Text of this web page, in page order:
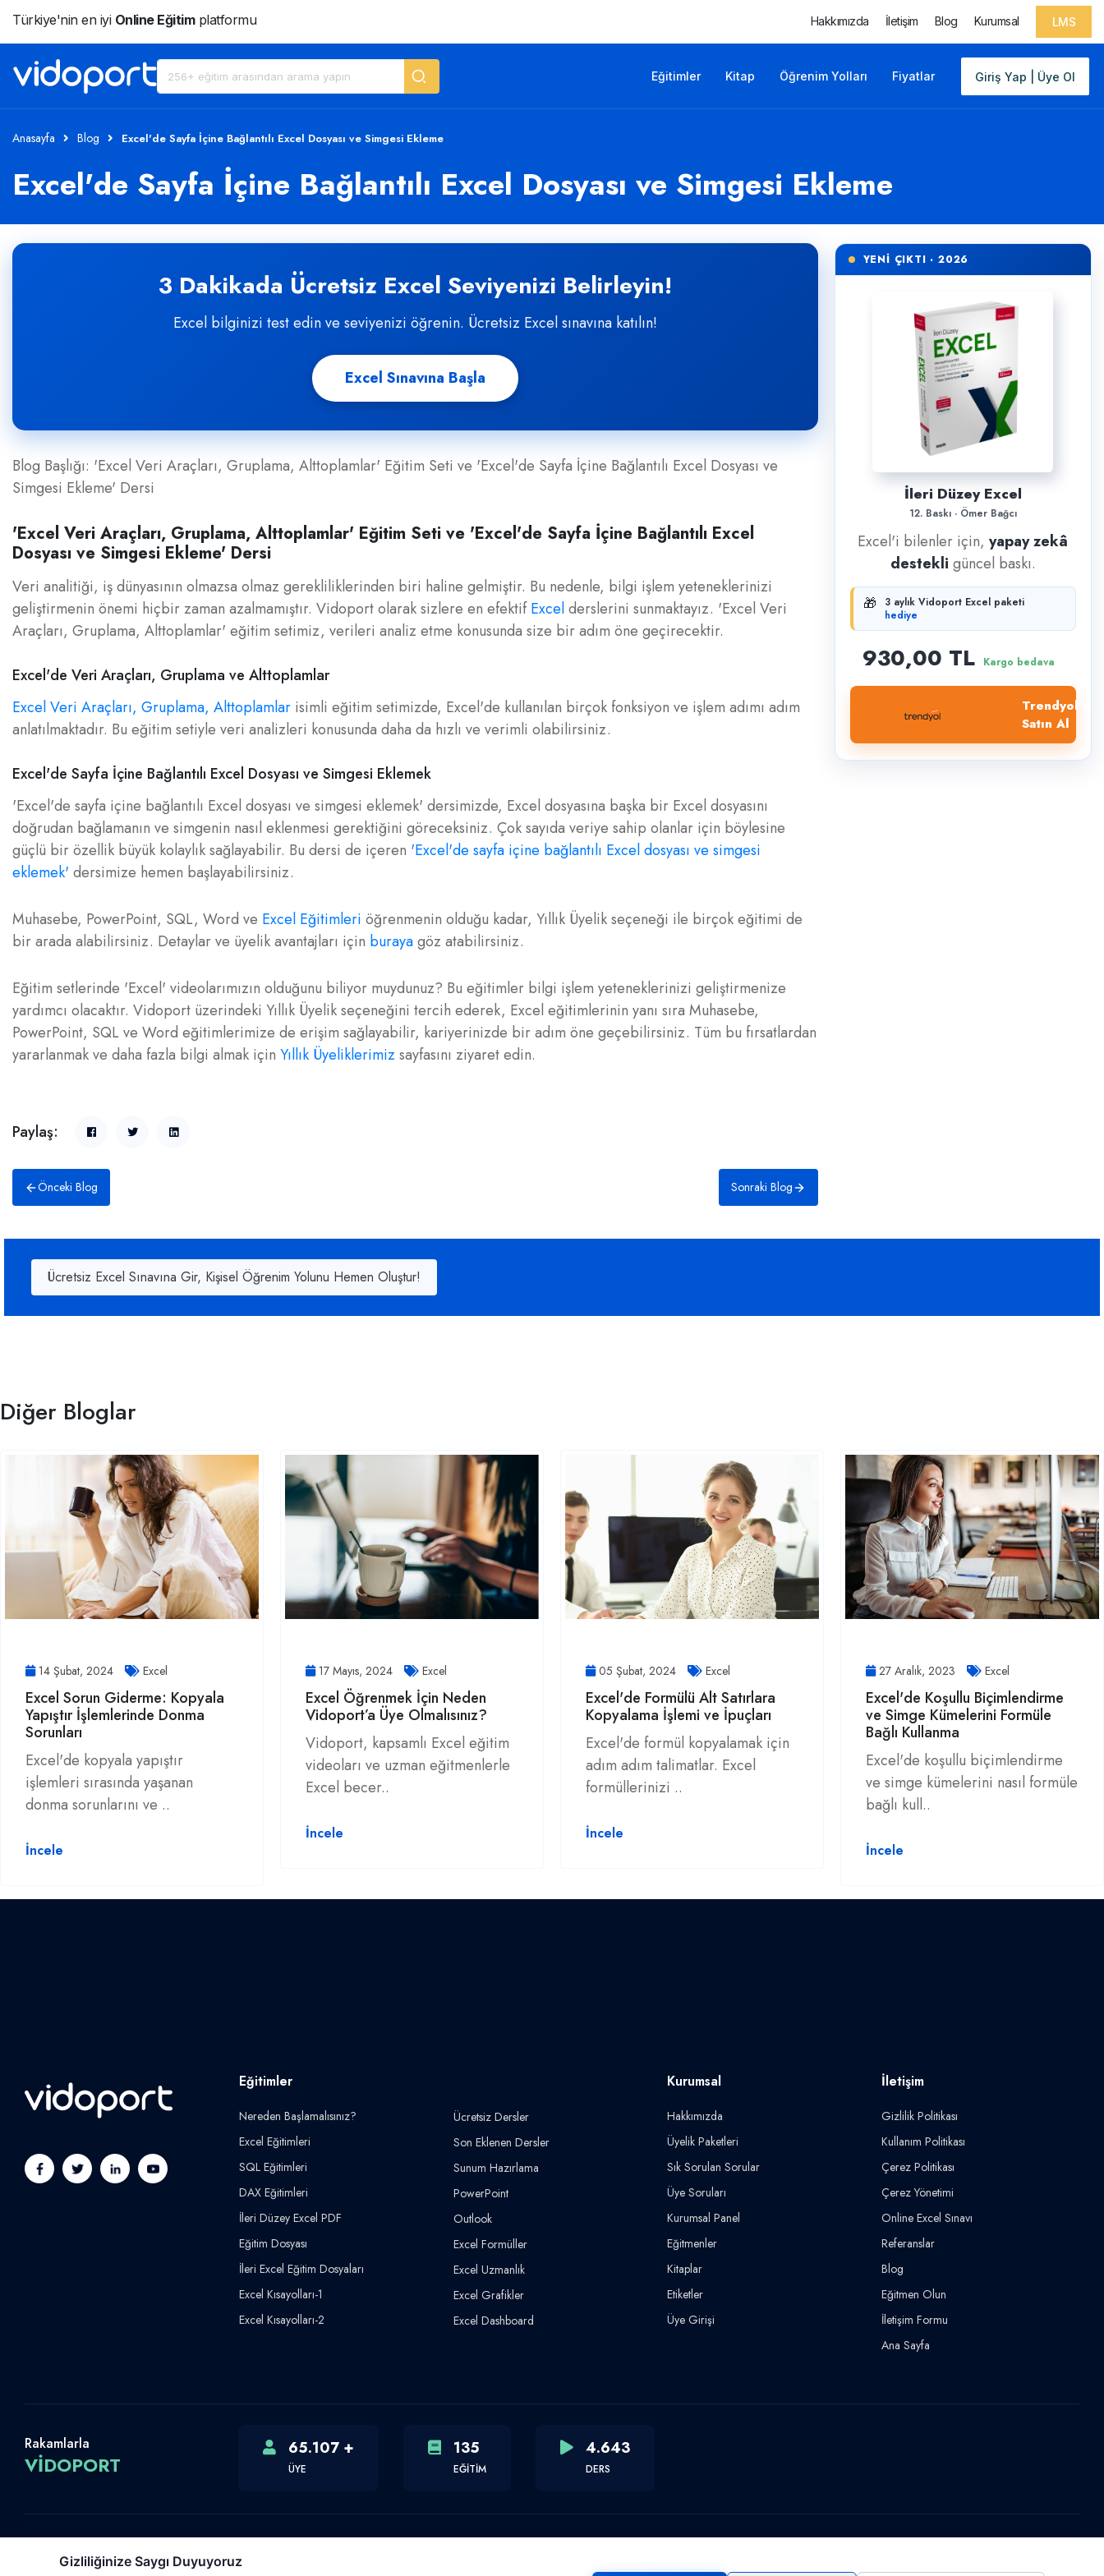
Türkiye'nin en iyi Online Eğitimplatformu Hakkımızda İletişim Blog Kurumsal LMS
Giriş Yap | Üye Ol
Eğitimler Kitap Öğrenim Yolları Fiyatlar
Anasayfa Blog Excel'de Sayfa İçine Bağlantılı Excel Dosyası ve Simgesi Ekleme
Excel'de Sayfa İçine Bağlantılı Excel Dosyası ve Simgesi Ekleme
3 Dakikada Ücretsiz Excel Seviyenizi Belirleyin!
Excel bilginizi test edin ve seviyenizi öğrenin. Ücretsiz Excel sınavına katılın!
Excel Sınavına Başla
Blog Başlığı: 'Excel Veri Araçları, Gruplama, Alttoplamlar' Eğitim Seti ve 'Excel'de Sayfa İçine Bağlantılı Excel Dosyası ve
Simgesi Ekleme' Dersi
'Excel Veri Araçları, Gruplama, Alttoplamlar' Eğitim Seti ve 'Excel'de Sayfa İçine Bağlantılı Excel
Dosyası ve Simgesi Ekleme' Dersi
Veri analitiği, iş dünyasının olmazsa olmaz gerekliliklerinden biri haline gelmiştir. Bu nedenle, bilgi işlem yeteneklerinizi
geliştirmenin önemi hiçbir zaman azalmamıştır. Vidoport olarak sizlere en efektifExcelderslerini sunmaktayız. 'Excel Veri
Araçları, Gruplama, Alttoplamlar' eğitim setimiz, verileri analiz etme konusunda size bir adım öne geçirecektir.
Excel'de Veri Araçları, Gruplama ve Alttoplamlar
Excel Veri Araçları, Gruplama, Alttoplamlar isimli eğitim setimizde, Excel'de kullanılan birçok fonksiyon ve işlem adımı adım
anlatılmaktadır. Bu eğitim setiyle veri analizleri konusunda daha da hızlı ve verimli olabilirsiniz.
Excel'de Sayfa İçine Bağlantılı Excel Dosyası ve Simgesi Eklemek
'Excel'de sayfa içine bağlantılı Excel dosyası ve simgesi eklemek' dersimizde, Excel dosyasına başka bir Excel dosyasını
doğrudan bağlamanın ve simgenin nasıl eklenmesi gerektiğini göreceksiniz. Çok sayıda veriye sahip olanlar için böylesine
güçlü bir özellik büyük kolaylık sağlayabilir. Bu dersi de içeren 'Excel'de sayfa içine bağlantılı Excel dosyası ve simgesi
eklemek' dersimize hemen başlayabilirsiniz.
Muhasebe, PowerPoint, SQL, Word ve Excel Eğitimleri öğrenmenin olduğu kadar, Yıllık Üyelik seçeneği ile birçok eğitimi de
bir arada alabilirsiniz. Detaylar ve üyelik avantajları için burayagöz atabilirsiniz.
Eğitim setlerinde 'Excel' videolarımızın olduğunu biliyor muydunuz? Bu eğitimler bilgi işlem yeteneklerinizi geliştirmenize
yardımcı olacaktır. Vidoport üzerindeki Yıllık Üyelik seçeneğini tercih ederek, Excel eğitimlerinin yanı sıra Muhasebe,
PowerPoint, SQL ve Word eğitimlerimize de erişim sağlayabilir, kariyerinizde bir adım öne geçebilirsiniz. Tüm bu fırsatlardan
yararlanmak ve daha fazla bilgi almak için Yıllık Üyeliklerimiz sayfasını ziyaret edin.
Paylaş:
Önceki Blog Sonraki Blog
YENİ ÇIKTI · 2026
İleri Düzey Excel
12. Baskı · Ömer Bağcı
Excel'i bilenler için,yapay zekâ
destekli güncel baskı.
🎁
3 aylık Vidoport Excel paketi
hediye
930,00 TL Kargo bedava
Trendyol'dan
Satın Al
Ücretsiz Excel Sınavına Gir, Kişisel Öğrenim Yolunu Hemen Oluştur!
Diğer Bloglar
14 Şubat, 2024 Excel
Excel Sorun Giderme: Kopyala
Yapıştır İşlemlerinde Donma
Sorunları
Excel'de kopyala yapıştır
işlemleri sırasında yaşanan
donma sorunlarını ve ..
İncele
17 Mayıs, 2024 Excel
Excel Öğrenmek İçin Neden
Vidoport’a Üye Olmalısınız?
Vidoport, kapsamlı Excel eğitim
videoları ve uzman eğitmenlerle
Excel becer..
İncele
05 Şubat, 2024 Excel
Excel'de Formülü Alt Satırlara
Kopyalama İşlemi ve İpuçları
Excel'de formül kopyalamak için
adım adım talimatlar. Excel
formüllerinizi ..
İncele
27 Aralık, 2023 Excel
Excel'de Koşullu Biçimlendirme
ve Simge Kümelerini Formüle
Bağlı Kullanma
Excel'de koşullu biçimlendirme
ve simge kümelerini nasıl formüle
bağlı kull..
İncele
Eğitimler
Nereden Başlamalısınız?
Excel Eğitimleri
SQL Eğitimleri
DAX Eğitimleri
İleri Düzey Excel PDF
Eğitim Dosyası
İleri Excel Eğitim Dosyaları
Excel Kısayolları-1
Excel Kısayolları-2
Ücretsiz Dersler
Son Eklenen Dersler
Sunum Hazırlama
PowerPoint
Outlook
Excel Formüller
Excel Uzmanlık
Excel Grafikler
Excel Dashboard
Kurumsal
Hakkımızda
Üyelik Paketleri
Sık Sorulan Sorular
Üye Soruları
Kurumsal Panel
Eğitmenler
Kitaplar
Etiketler
Üye Girişi
İletişim
Gizlilik Politikası
Kullanım Politikası
Çerez Politikası
Çerez Yönetimi
Online Excel Sınavı
Referanslar
Blog
Eğitmen Olun
İletişim Formu
Ana Sayfa
Rakamlarla
VİDOPORT
65.107 +
ÜYE
135
EĞİTİM
4.643
DERS
Telif Hakkı © 2026 Vidoport, Inc.
Gizliliğinize Saygı Duyuyoruz